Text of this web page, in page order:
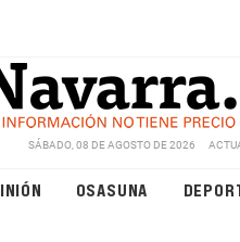
SÁBADO, 08 DE AGOSTO DE 2026
OSASUNA